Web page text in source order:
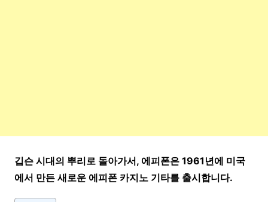
깁슨 시대의 뿌리로 돌아가서, 에피폰은 1961년에 미국
에서 만든 새로운 에피폰 카지노 기타를 출시합니다.